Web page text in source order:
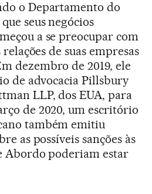
o Departamento do
seus negócios
a se preocupar com
de suas empresas
dezembro de 2019, ele
de advocacia Pillsbury
LLP, dos EUA, para
de 2020, um escritório
também emitiu
as possíveis sanções às
Abordo poderiam estar